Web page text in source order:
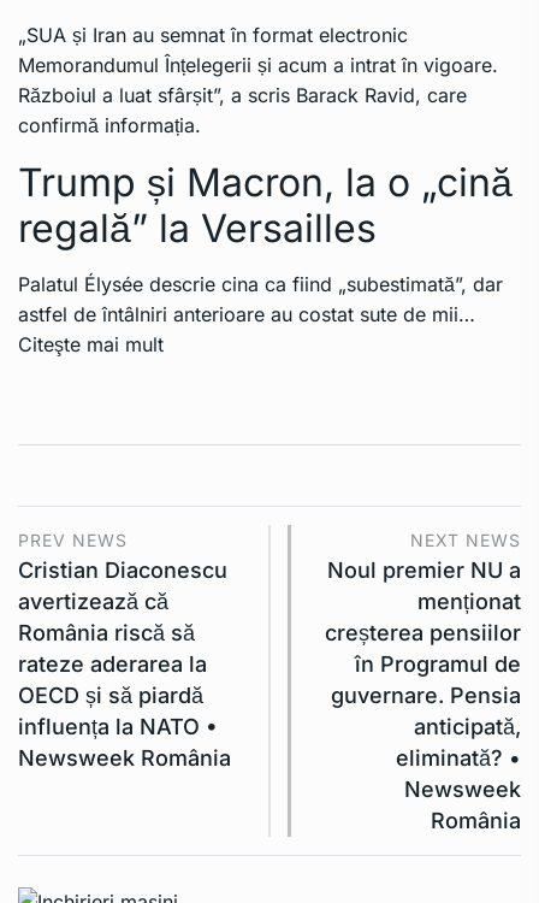
„SUA și Iran au semnat în format electronic
Memorandumul Înțelegerii și acum a intrat în vigoare.
Războiul a luat sfârșit”, a scris Barack Ravid, care
confirmă informația.
Trump și Macron, la o „cină
regală” la Versailles
Palatul Élysée descrie cina ca fiind „subestimată”, dar
astfel de întâlniri anterioare au costat sute de mii…
Citeşte mai mult
PREV NEWS
Cristian Diaconescu
avertizează că
România riscă să
rateze aderarea la
OECD și să piardă
influența la NATO •
Newsweek România
NEXT NEWS
Noul premier NU a
menționat
creșterea pensiilor
în Programul de
guvernare. Pensia
anticipată,
eliminată? •
Newsweek
România